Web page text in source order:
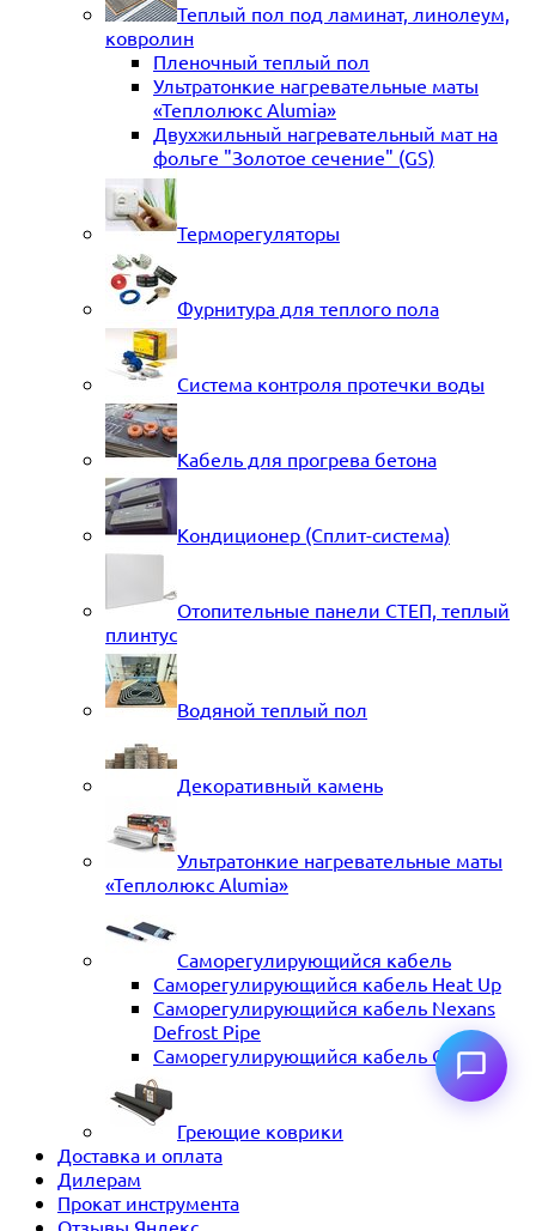
Теплый пол под ламинат, линолеум,
ковролин
Пленочный теплый пол
Ультратонкие нагревательные маты
«Теплолюкс Alumia»
Двухжильный нагревательный мат на
фольге "Золотое сечение" (GS)
Терморегуляторы
Фурнитура для теплого пола
Система контроля протечки воды
Кабель для прогрева бетона
Кондиционер (Сплит-система)
Отопительные панели СТЕП, теплый
плинтус
Водяной теплый пол
Декоративный камень
Ультратонкие нагревательные маты
«Теплолюкс Alumia»
Саморегулирующийся кабель
Саморегулирующийся кабель Heat Up
Саморегулирующийся кабель Nexans
Defrost Pipe
Саморегулирующийся кабель ССТ
Греющие коврики
Доставка и оплата
Дилерам
Прокат инструмента